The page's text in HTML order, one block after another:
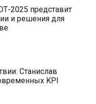
2025 представит
и решения для
Станислав
KPI